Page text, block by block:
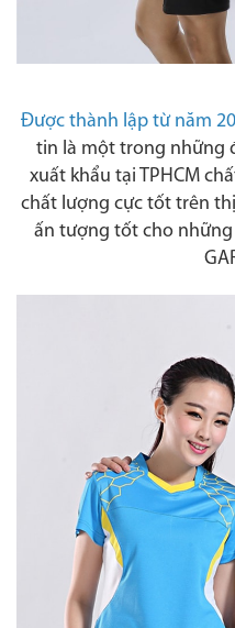
Được thành lập từ năm
tin là một trong những
xuất khẩu tại TPHCM
chất lượng cực tốt trên
ấn tượng tốt cho